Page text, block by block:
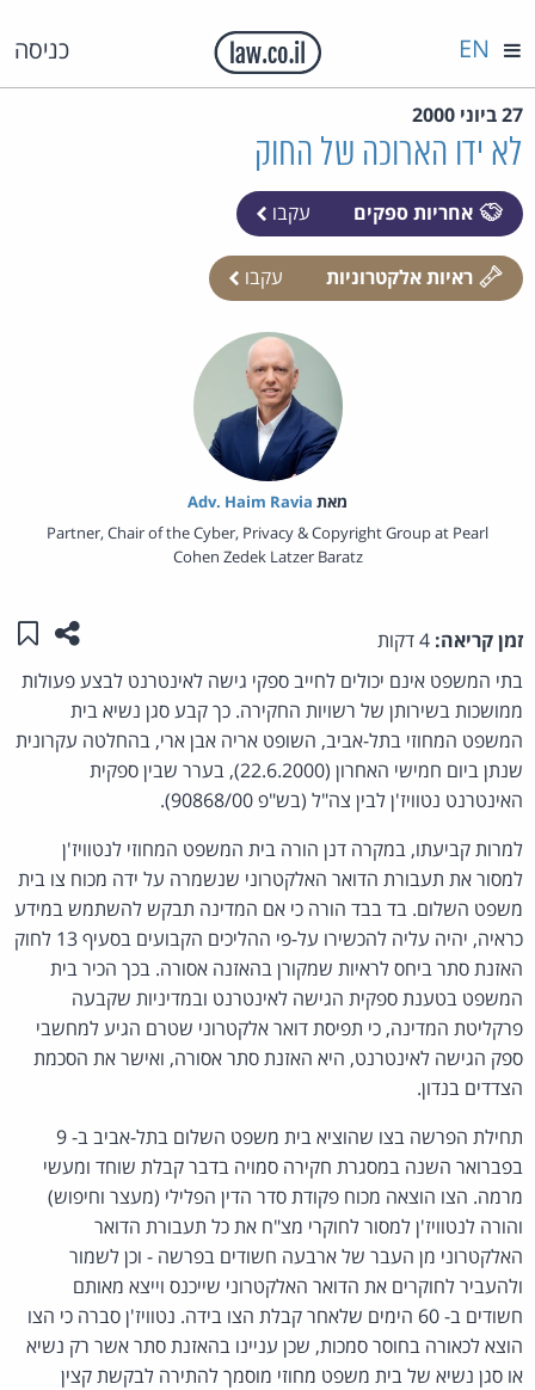
כניסה EN
27 ביוני 2000
לא ידו הארוכה של החוק
אחריות ספקים עקבו
ראיות אלקטרוניות עקבו
מאת‏ Adv. Haim Ravia
Partner, Chair of the Cyber, Privacy & Copyright Group at Pearl
Cohen Zedek Latzer Baratz
זמן קריאה: שתפו
בתי המשפט אינם יכולים לחייב ספקי גישה לאינטרנט לבצע פעולות
ממושכות בשירותן של רשויות החקירה. כך קבע סגן נשיא בית
המשפט המחוזי בתל-אביב, השופט אריה אבן ארי, בהחלטה עקרונית
שנתן ביום חמישי האחרון (22.6.2000), בערר שבין ספקית
האינטרנט נטוויז'ן לבין צה"ל (בש"פ 90868/00).
למרות קביעתו, במקרה דנן הורה בית המשפט המחוזי לנטוויז'ן
למסור את תעבורת הדואר האלקטרוני שנשמרה על ידה מכוח צו בית
משפט השלום. בד בבד הורה כי אם המדינה תבקש להשתמש במידע
כראיה, יהיה עליה להכשירו על-פי ההליכים הקבועים בסעיף 13 לחוק
האזנת סתר ביחס לראיות שמקורן בהאזנה אסורה. בכך הכיר בית
המשפט בטענת ספקית הגישה לאינטרנט ובמדיניות שקבעה
פרקליטת המדינה, כי תפיסת דואר אלקטרוני שטרם הגיע למחשבי
ספק הגישה לאינטרנט, היא האזנת סתר אסורה, ואישר את הסכמת
הצדדים בנדון.
תחילת הפרשה בצו שהוציא בית משפט השלום בתל-אביב ב- 9
בפברואר השנה במסגרת חקירה סמויה בדבר קבלת שוחד ומעשי
מרמה. הצו הוצאה מכוח פקודת סדר הדין הפלילי (מעצר וחיפוש)
והורה לנטוויז'ן למסור לחוקרי מצ"ח את כל תעבורת הדואר
האלקטרוני מן העבר של ארבעה חשודים בפרשה - וכן לשמור
ולהעביר לחוקרים את הדואר האלקטרוני שייכנס וייצא מאותם
חשודים ב- 60 הימים שלאחר קבלת הצו בידה. נטוויז'ן סברה כי הצו
הוצא לכאורה בחוסר סמכות, שכן עניינו בהאזנת סתר אשר רק נשיא
או סגן נשיא של בית משפט מחוזי מוסמך להתירה לבקשת קצין